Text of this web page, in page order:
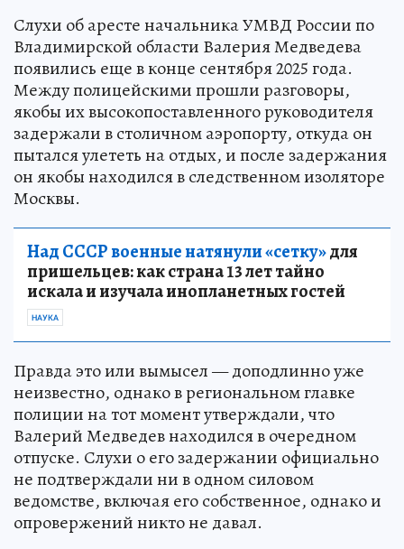
Слухи об аресте начальника УМВД России по
Владимирской области Валерия Медведева
появились еще в конце сентября 2025 года.
Между полицейскими прошли разговоры,
якобы их высокопоставленного руководителя
задержали в столичном аэропорту, откуда он
пытался улететь на отдых, и после задержания
он якобы находился в следственном изоляторе
Москвы.
Над СССР военные натянули «сетку»для
пришельцев: как страна 13 лет тайно
искала и изучала инопланетных гостей
НАУКА
Правда это или вымысел — доподлинно уже
неизвестно, однако в региональном главке
полиции на тот момент утверждали, что
Валерий Медведев находился в очередном
отпуске. Слухи о его задержании официально
не подтверждали ни в одном силовом
ведомстве, включая его собственное, однако и
опровержений никто не давал.